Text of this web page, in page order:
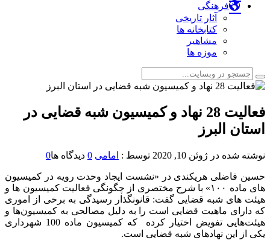
فرهنگی
آثار تاریخی
کتابخانه ها
مشاهیر
موزه ها
فعالیت 28 نهاد و کمیسیون شبه قضایی در
استان البرز
نوشته شده در ژوئن 10, 2020 توسط : امامی 0 دیدگاه ها0
حسین فاضلی هریکندی در «نشست ایجاد وحدت رویه در کمیسیون
های ماده ۱۰۰» با شرح مختصری از چگونگی فعالیت کمیسیون ها و
هیئت های شبه قضایی گفت: قانونگذار رسیدگی به برخی از اموری
که دارای ماهیت قضایی است را به دلیل مصالحی به کمیسیون‌ها و
هیئت‌هایی تفویض اختیار کرده که کمیسیون ماده 100 شهرداری
یکی از این نهادهای شبه قضایی است.